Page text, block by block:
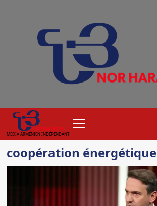
MEDIA ARMÉNIEN INDÉPENDANT
principal
coopération énergétique